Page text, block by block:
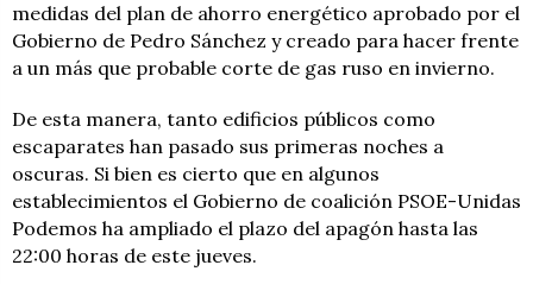
medidas del plan de ahorro energético aprobado por el
Gobierno de Pedro Sánchez y creado para hacer frente
a un más que probable corte de gas ruso en invierno.
De esta manera, tanto edificios públicos como
escaparates han pasado sus primeras noches a
oscuras. Si bien es cierto que en algunos
establecimientos el Gobierno de coalición PSOE-Unidas
Podemos ha ampliado el plazo del apagón hasta las
22:00 horas de este jueves.